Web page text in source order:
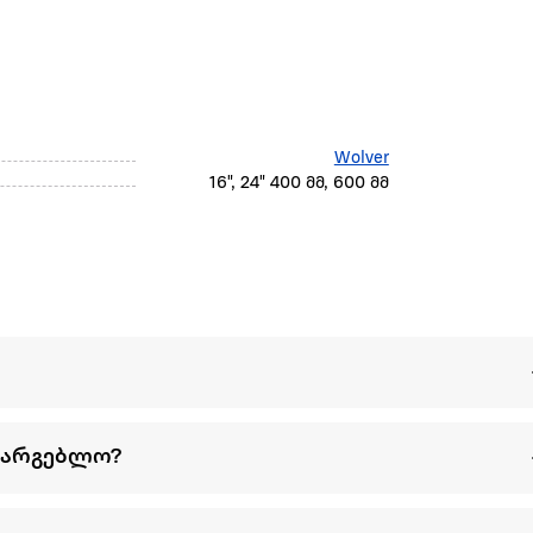
Wolver
16", 24" 400 მმ, 600 მმ